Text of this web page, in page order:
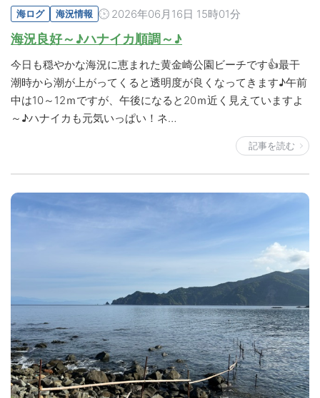
海ログ 海況情報 2026年06月16日 15時01分
海況良好～♪ハナイカ順調～♪
今日も穏やかな海況に恵まれた黄金崎公園ビーチです👍最干
潮時から潮が上がってくると透明度が良くなってきます♪午前
中は10～12ｍですが、午後になると20ｍ近く見えていますよ
～♪ハナイカも元気いっぱい！ネ…
記事を読む